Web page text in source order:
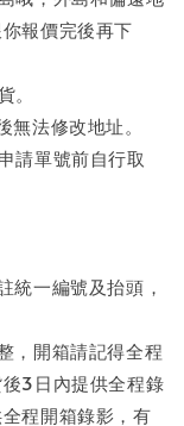
報價完後再下
法修改地址。
請單號前自行取
統一編號及抬頭，
，開箱請記得全程
3日內提供全程錄
程開箱錄影，有